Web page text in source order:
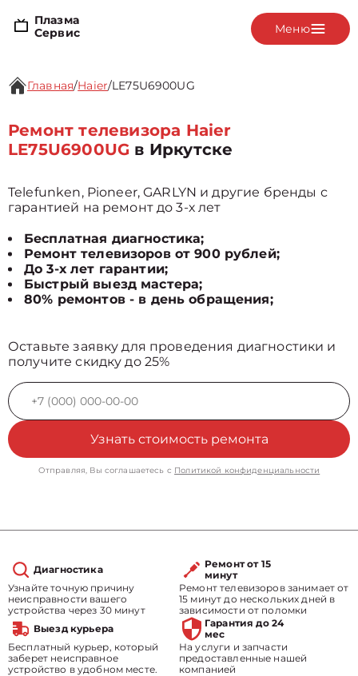
Плазма
Сервис
Меню
Главная/Haier/LE75U6900UG
Ремонт телевизора Haier
LE75U6900UG в Иркутске
Telefunken, Pioneer, GARLYN и другие бренды с
гарантией на ремонт до 3-х лет
Бесплатная диагностика;
Ремонт телевизоров от 900 рублей;
До 3-х лет гарантии;
Быстрый выезд мастера;
80% ремонтов - в день обращения;
Оставьте заявку для проведения диагностики и
получите скидку до 25%
Узнать стоимость ремонта
Отправляя, Вы соглашаетесь с Политикой конфиденциальности
Диагностика
Узнайте точную причину
неисправности вашего
устройства через 30 минут
Ремонт от 15
минут
Ремонт телевизоров занимает от
15 минут до нескольких дней в
зависимости от поломки
Выезд курьера
Бесплатный курьер, который
заберет неисправное
устройство в удобном месте.
Гарантия до 24
мес
На услуги и запчасти
предоставленные нашей
компанией